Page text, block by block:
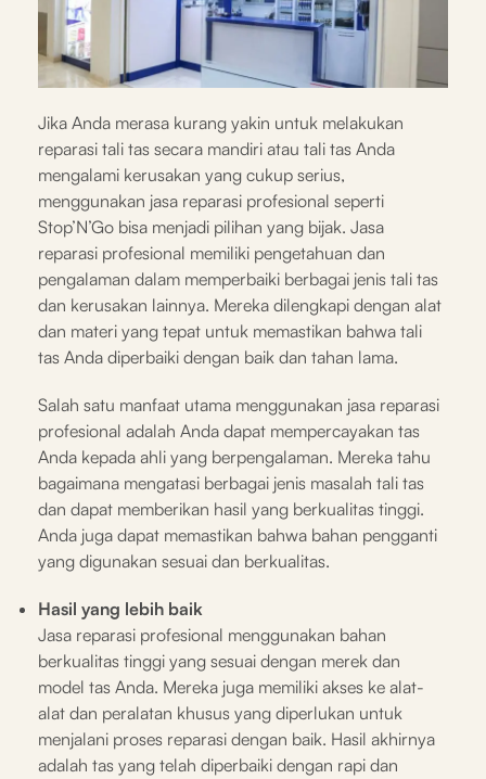
Jika Anda merasa kurang yakin untuk melakukan
reparasi tali tas secara mandiri atau tali tas Anda
mengalami kerusakan yang cukup serius,
menggunakan jasa reparasi profesional seperti
Stop’N’Go bisa menjadi pilihan yang bijak. Jasa
reparasi profesional memiliki pengetahuan dan
pengalaman dalam memperbaiki berbagai jenis tali tas
dan kerusakan lainnya. Mereka dilengkapi dengan alat
dan materi yang tepat untuk memastikan bahwa tali
tas Anda diperbaiki dengan baik dan tahan lama.
Salah satu manfaat utama menggunakan jasa reparasi
profesional adalah Anda dapat mempercayakan tas
Anda kepada ahli yang berpengalaman. Mereka tahu
bagaimana mengatasi berbagai jenis masalah tali tas
dan dapat memberikan hasil yang berkualitas tinggi.
Anda juga dapat memastikan bahwa bahan pengganti
yang digunakan sesuai dan berkualitas.
Hasil yang lebih baik
Jasa reparasi profesional menggunakan bahan
berkualitas tinggi yang sesuai dengan merek dan
model tas Anda. Mereka juga memiliki akses ke alat-
alat dan peralatan khusus yang diperlukan untuk
menjalani proses reparasi dengan baik. Hasil akhirnya
adalah tas yang telah diperbaiki dengan rapi dan